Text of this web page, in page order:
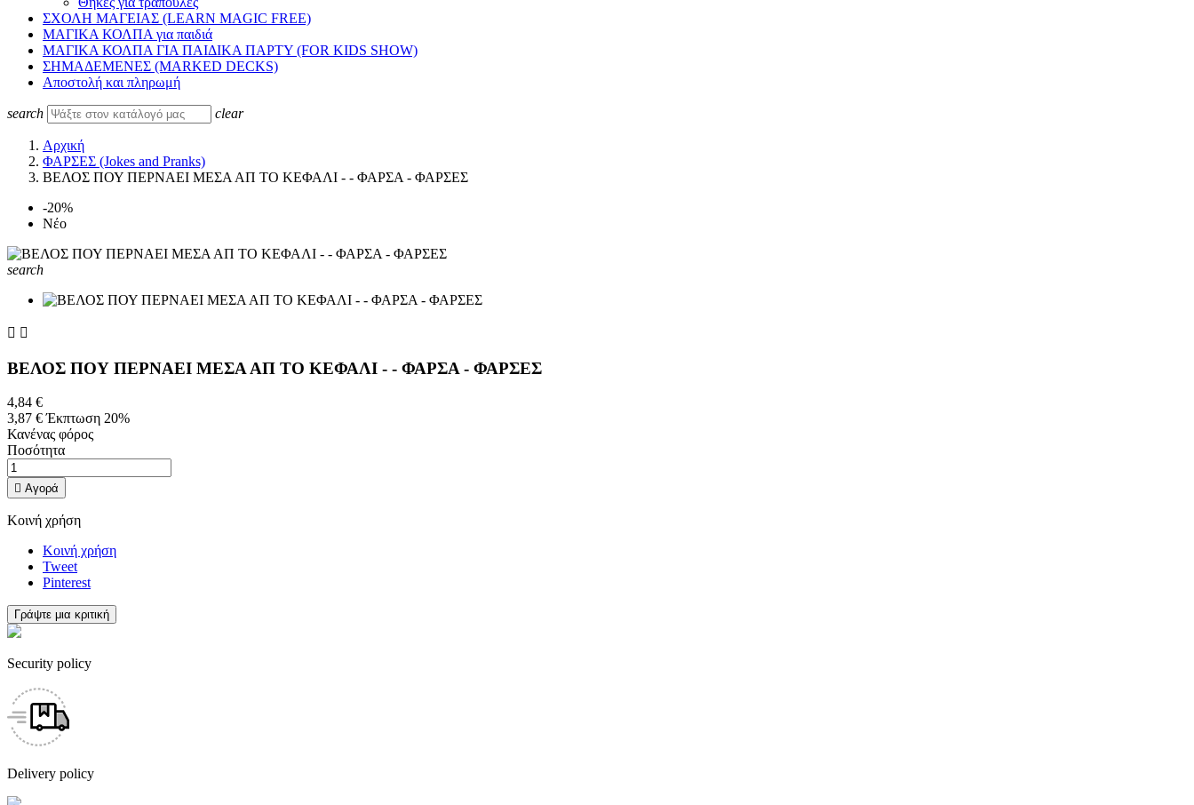
ΣΧΟΛΗ ΜΑΓΕΙΑΣ (LEARN MAGIC FREE)
ΜΑΓΙΚΑ ΚΟΛΠΑ για παιδιά
ΜΑΓΙΚΑ ΚΟΛΠΑ ΓΙΑ ΠΑΙΔΙΚΑ ΠΑΡΤΥ (FOR KIDS SHOW)
ΣΗΜΑΔΕΜΕΝΕΣ (MARKED DECKS)
Αποστολή και πληρωμή
search clear
Αρχική
ΦΑΡΣΕΣ (Jokes and Pranks)
ΒΕΛΟΣ ΠΟΥ ΠΕΡΝΑΕΙ ΜΕΣΑ ΑΠ ΤΟ ΚΕΦΑΛΙ - - ΦΑΡΣΑ - ΦΑΡΣΕΣ
-20%
Νέο
search
 
ΒΕΛΟΣ ΠΟΥ ΠΕΡΝΑΕΙ ΜΕΣΑ ΑΠ ΤΟ ΚΕΦΑΛΙ - - ΦΑΡΣΑ - ΦΑΡΣΕΣ
4,84 €
3,87 €Έκπτωση 20%
Κανένας φόρος
Ποσότητα
 Αγορά
Κοινή χρήση
Κοινή χρήση
Tweet
Pinterest
Γράψτε μια κριτική
Security policy
Delivery policy